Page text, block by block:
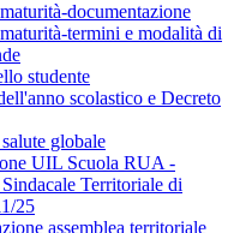
documentazione
termini e modalità di
studente
scolastico e Decreto
globale
UIL Scuola RUA -
Territoriale di
25
assemblea territoriale